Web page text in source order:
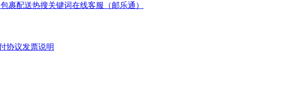
裹配送热搜关键词在线客服（邮乐通）
协议发票说明